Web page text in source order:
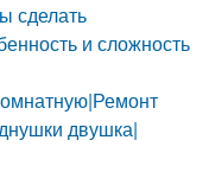
сделать
и сложность
двушка|